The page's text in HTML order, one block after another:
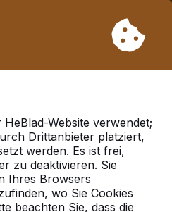
Sie daher längere
Website verwendet;
Drittanbieter platziert,
werden. Es ist frei,
zu deaktivieren. Sie
Ihres Browsers
wo Sie Cookies
beachten Sie, dass die
in:Volklingen